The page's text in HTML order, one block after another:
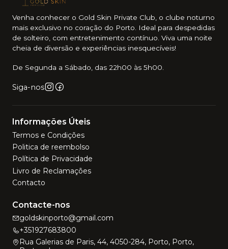
Venha conhecer o Gold Skin Private Club, o clube noturno
mais exclusivo no coração do Porto. Ideal para despedidas
de solteiro, com entretenimento contínuo. Viva uma noite
cheia de diversão e experiências inesquecíveis!
De Segunda a Sábado, das 22h00 às 5h00.
Siga-nos
Informações Úteis
Termos e Condições
Politica de reembolso
Política de Privacidade
Livro de Reclamações
Contacto
Contacte-nos
goldskinporto@gmail.com
+351927683800
Rua Galerias de Paris, 44, 4050-284, Porto, Porto,